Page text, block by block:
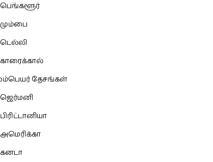
பெங்களூர்
மும்பை
டெல்லி
காரைக்கால்
தேசங்கள்
ஜெர்மனி
பிரிட்டானியா
அமெரிக்கா
கனடா